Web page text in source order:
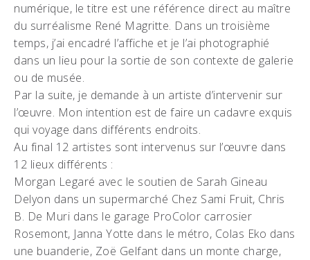
numérique, le titre est une référence direct au maître
du surréalisme René Magritte. Dans un troisième
temps, j’ai encadré l’affiche et je l’ai photographié
dans un lieu pour la sortie de son contexte de galerie
ou de musée.
Par la suite, je demande à un artiste d’intervenir sur
l’œuvre. Mon intention est de faire un cadavre exquis
qui voyage dans différents endroits.
Au final 12 artistes sont intervenus sur l’œuvre dans
12 lieux différents :
Morgan Legaré avec le soutien de Sarah Gineau
Delyon dans un supermarché Chez Sami Fruit, Chris
B. De Muri dans le garage ProColor carrosier
Rosemont, Janna Yotte dans le métro, Colas Eko dans
une buanderie, Zoë Gelfant dans un monte charge,